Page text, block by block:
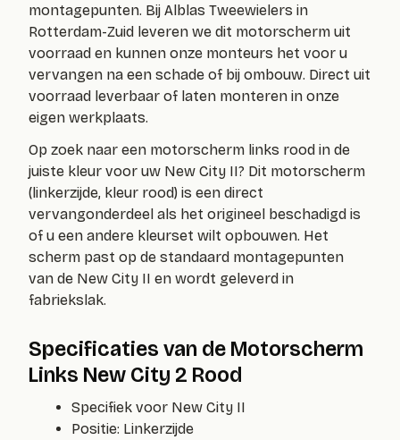
montagepunten. Bij Alblas Tweewielers in
Rotterdam-Zuid leveren we dit motorscherm uit
voorraad en kunnen onze monteurs het voor u
vervangen na een schade of bij ombouw. Direct uit
voorraad leverbaar of laten monteren in onze
eigen werkplaats.
Op zoek naar een motorscherm links rood in de
juiste kleur voor uw New City II? Dit motorscherm
(linkerzijde, kleur rood) is een direct
vervangonderdeel als het origineel beschadigd is
of u een andere kleurset wilt opbouwen. Het
scherm past op de standaard montagepunten
van de New City II en wordt geleverd in
fabriekslak.
Specificaties van de Motorscherm
Links New City 2 Rood
Specifiek voor New City II
Positie: Linkerzijde